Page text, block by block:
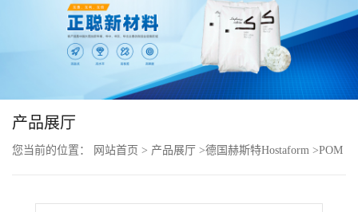
公
产品展厅
您当前的位置： 网站首页 > 产品展厅 >德国赫斯特Hostaform >POM